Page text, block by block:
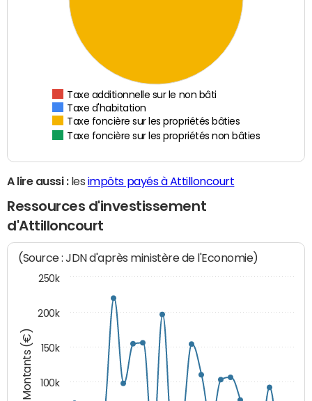
Taxe additionnelle sur le non bâti
Taxe d'habitation
Taxe foncière sur les propriétés bâties
Taxe foncière sur les propriétés non bâties
A lire aussi :les impôts payés à Attilloncourt
Ressources d'investissement
d'Attilloncourt
Montants (€)
(Source : JDN d'après ministère de l'Economie)
100k
150k
200k
250k